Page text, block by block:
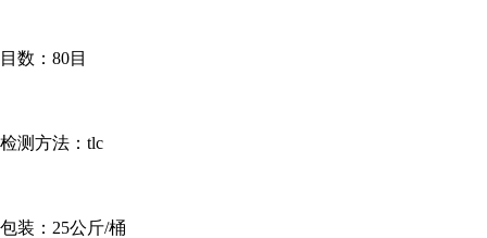
目数： 80目
检测方法： tlc
包装： 25公斤/桶